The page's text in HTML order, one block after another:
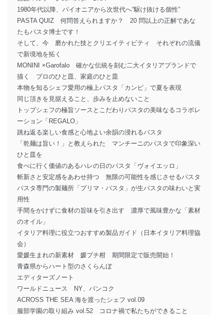
1980年代以降、パイオニアから次世代へ“駆け抜ける個性”
PASTA QUIZ 何問答えられますか？ 20 問以上の正解であな
たもパスタ博士です！
そして、今 磨かれた技とクリエイティビティ それぞれの流儀
で新境地を拓く
MONINI ×Garofalo 確かな伝統を刻む二大イタリアブランドで
描く プロのひと皿、家庭のひと皿
本物を知るシェフ愛用の極上パスタ「カンピ」で夏を表現
同じ頂きを見据えること、歩みを止めないこと
トップシェフの極旨ソースとこだわりパスタの美味なるコラボレ
ーション「REGALO」
跳ね返る楽しい食感と心地よい余韻の浸れるパスタ
「乾麺は旨い！」と教えられた マンチーニのパスタで印象深い
ひと皿を
食べに行く価値のあるハレの日のパスタ「ヴォイエッロ」
斬新さと安定感をあわせ持つ 無限の可能性を感じさせるパスタ
パスタ専門の製麺所「プリマ・パスタ」が生パスタの味わいと実
用性
手間をかけずに食材の旨味を引き出す 濃厚で風味豊かな「素材
のオイル」
イタリア料理に役立つおすすめ製品ガイド（日本イタリア料理協
会）
愛媛生まれの新素材 媛プチ柑 期間限定で販売開始！
青森県からハート型のさくらんぼ
エディターズノート
ワールドニュース NY、バンコク
ACROSS THE SEA 海を渡ったシェフ vol.09
服部学園の取り組み vol.52 コロナ禍で私たちができること